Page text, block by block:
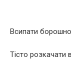
Всипати
Тісто розкачати